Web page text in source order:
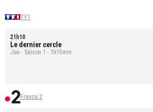
TF1
21h10
Le dernier cercle
Jeu - Saison 1 - 1h15min.
France 2